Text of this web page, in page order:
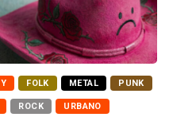
FOLK METAL PUNK
ROCK URBANO